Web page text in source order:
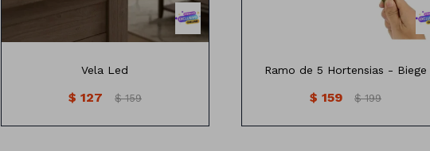
Vela Led
$ 127 $ 159
Ramo de 5 Hortensias - Biege
$ 159 $ 199